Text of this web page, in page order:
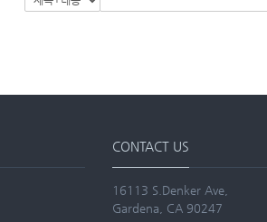
CONTACT US
16113 S.Denker Ave,
Gardena, CA 90247